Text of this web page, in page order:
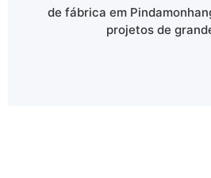
de fábrica em
projetos de